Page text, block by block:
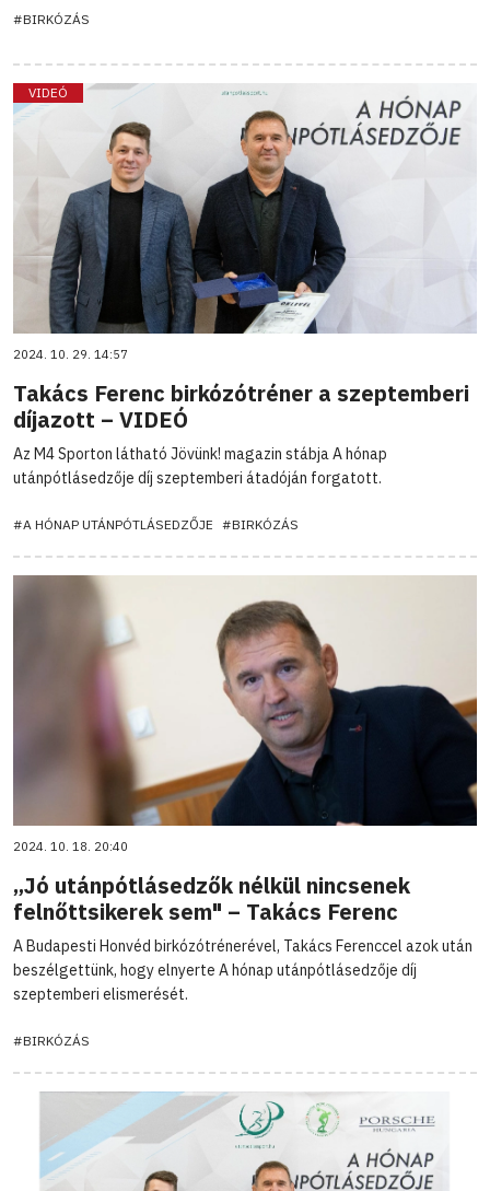
#BIRKÓZÁS
VIDEÓ
2024. 10. 29. 14:57
Takács Ferenc birkózótréner a szeptemberi
díjazott – VIDEÓ
Az M4 Sporton látható Jövünk! magazin stábja A hónap
utánpótlásedzője díj szeptemberi átadóján forgatott.
#A HÓNAP UTÁNPÓTLÁSEDZŐJE #BIRKÓZÁS
2024. 10. 18. 20:40
„Jó utánpótlásedzők nélkül nincsenek
felnőttsikerek sem" – Takács Ferenc
A Budapesti Honvéd birkózótrénerével, Takács Ferenccel azok után
beszélgettünk, hogy elnyerte A hónap utánpótlásedzője díj
szeptemberi elismerését.
#BIRKÓZÁS